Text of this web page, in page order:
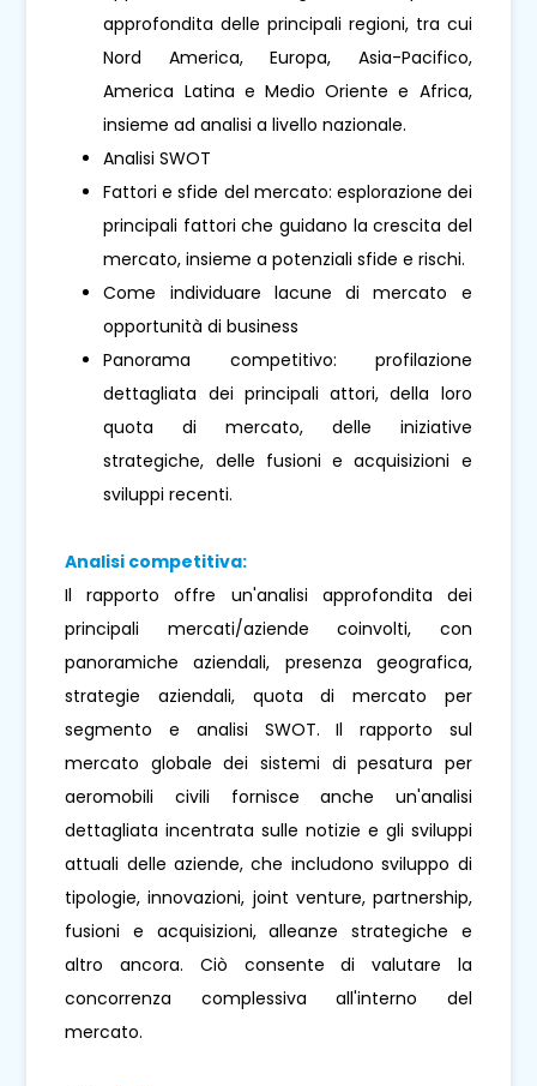
approfondita delle principali regioni, tra cui
Nord America, Europa, Asia-Pacifico,
America Latina e Medio Oriente e Africa,
insieme ad analisi a livello nazionale.
Analisi SWOT
Fattori e sfide del mercato: esplorazione dei
principali fattori che guidano la crescita del
mercato, insieme a potenziali sfide e rischi.
Come individuare lacune di mercato e
opportunità di business
Panorama competitivo: profilazione
dettagliata dei principali attori, della loro
quota di mercato, delle iniziative
strategiche, delle fusioni e acquisizioni e
sviluppi recenti.
Analisi competitiva:
Il rapporto offre un'analisi approfondita dei
principali mercati/aziende coinvolti, con
panoramiche aziendali, presenza geografica,
strategie aziendali, quota di mercato per
segmento e analisi SWOT. Il rapporto sul
mercato globale dei sistemi di pesatura per
aeromobili civili fornisce anche un'analisi
dettagliata incentrata sulle notizie e gli sviluppi
attuali delle aziende, che includono sviluppo di
tipologie, innovazioni, joint venture, partnership,
fusioni e acquisizioni, alleanze strategiche e
altro ancora. Ciò consente di valutare la
concorrenza complessiva all'interno del
mercato.